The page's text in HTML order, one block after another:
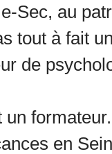
Sec, au
tout à fait
de
un
en